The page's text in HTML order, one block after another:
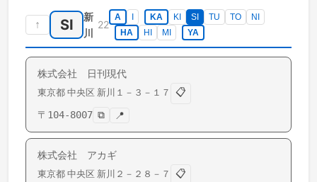
↑ SI
新
川
22
A KA KI SI TU TO
NI
HA
HI MI YA
株式会社 日刊現代
東京都 中央区 新川 １－３－１７
📋
〒 104-8007 ⧉ 📍
株式会社 アカギ
東京都 中央区 新川 ２－２８－７
📋